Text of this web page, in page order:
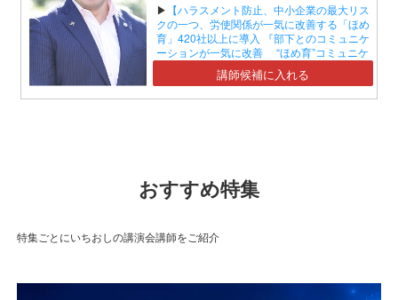
▶ 【ハラスメント防止、中小企業の最大リス
クの一つ、労使関係が一気に改善する「ほめ
育」420社以上に導入 『部下とのコミュニケ
ーションが一気に改善 “ほめ育”コミュニケ
ーションセミナー』】講師候補に入れる
おすすめ特集
特集ごとにいちおしの講演会講師をご紹介